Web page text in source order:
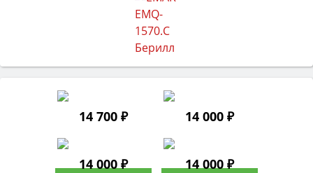
14 700 ₽ 14 000 ₽
14 000 ₽ 14 000 ₽